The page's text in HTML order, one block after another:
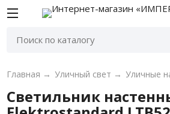
Главная → Уличный свет → Уличные
Светильник